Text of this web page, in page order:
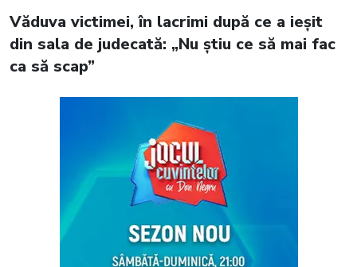
Văduva victimei, în lacrimi după ce a ieșit
din sala de judecată: „Nu știu ce să mai fac
ca să scap”